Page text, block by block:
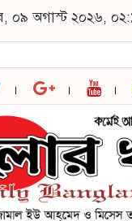
০৯ অগাস্ট ২০২৬,